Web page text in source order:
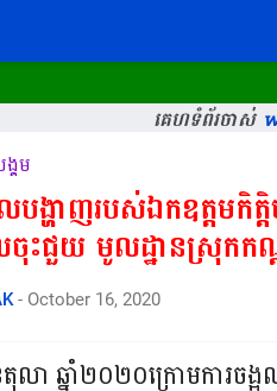
គេហទំព័រចាស់
គម
លបង្ហាញរបស់ឯកឧត្ត
ាលចុះជួយ មូលដ្ឋានស្រុ
- October 16, 2020
ែតុលា ឆ្នាំ២០២០ក្រោមការ